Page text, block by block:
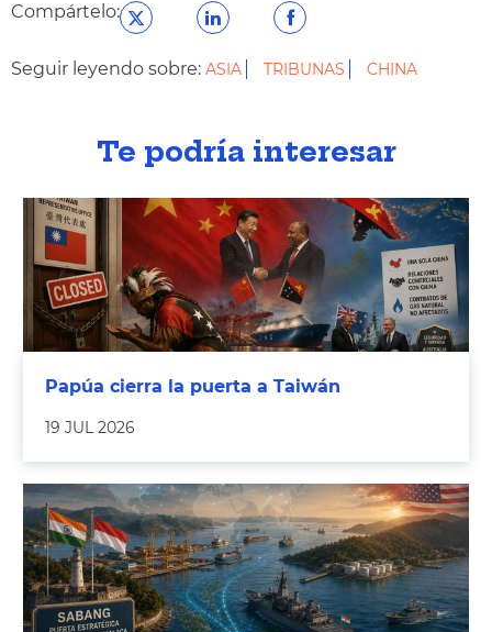
Compártelo:
Seguir leyendo sobre: ASIA TRIBUNAS CHINA
Te podría interesar
Papúa cierra la puerta a Taiwán
19 JUL 2026